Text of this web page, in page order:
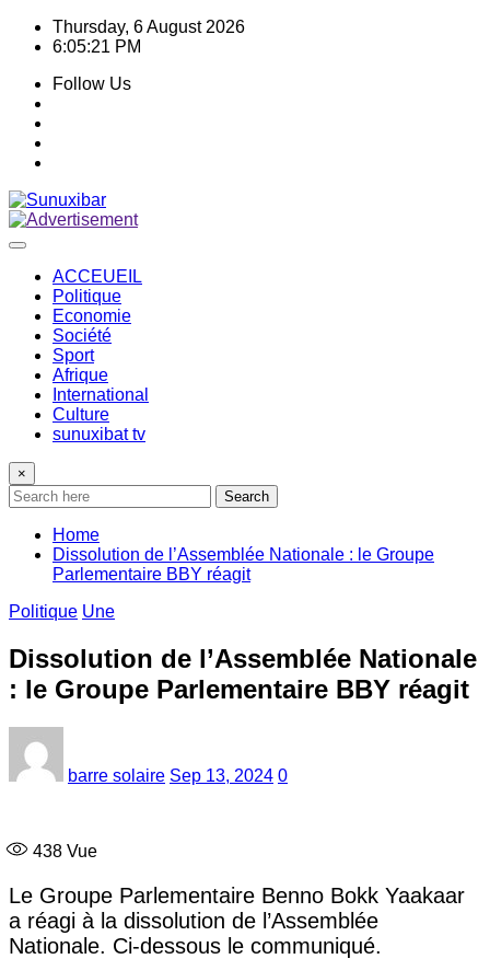
Skip
Thursday, 6 August 2026
6:05:21 PM
Follow Us
ACCEUEIL
Politique
Economie
Société
Sport
Afrique
International
Culture
sunuxibat tv
×
Search
Home
Dissolution de l’Assemblée Nationale : le Groupe
Parlementaire BBY réagit
Politique Une
Dissolution de l’Assemblée Nationale
: le Groupe Parlementaire BBY réagit
barre solaire Sep 13, 2024 0
438 Vue
Le Groupe Parlementaire Benno Bokk Yaakaar
a réagi à la dissolution de l’Assemblée
Nationale. Ci-dessous le communiqué.